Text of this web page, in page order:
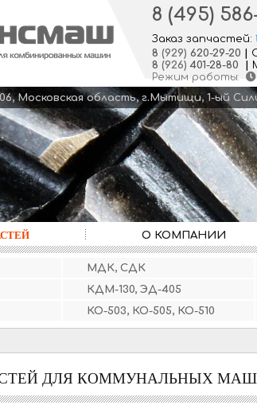
8 (495)
Заказ запчастей:
8 (929) 620-29-20
8 (926) 401-28-80
Режим работы:
Московская область, г.Мытищи, 1-
О КОМПАНИИ
МДК, СДК
КДМ-130, ЭД-405
КО-503, КО-505, КО-510
ДЛЯ КОММУНАЛЬНЫХ